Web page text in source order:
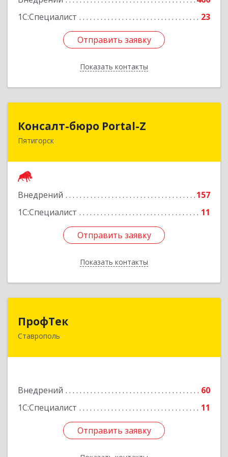
1С:Специалист
23
Отправить заявку
Показать контакты
Отправить заявку
Назад
Консалт-бюро Portal-Z
Пятигорск
Внедрений
157
1С:Специалист
11
Отправить заявку
Показать контакты
357502, Ставропольский край, Пятигорск г,
Отправить заявку
Назад
ПрофТек
Ставрополь
Внедрений
60
1С:Специалист
11
Отправить заявку
355000, Ставропольский край, Ставрополь г,
Отправить заявку